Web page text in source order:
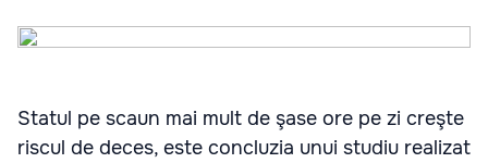
Statul pe scaun mai mult de şase ore pe zi creşte
riscul de deces, este concluzia unui studiu realizat